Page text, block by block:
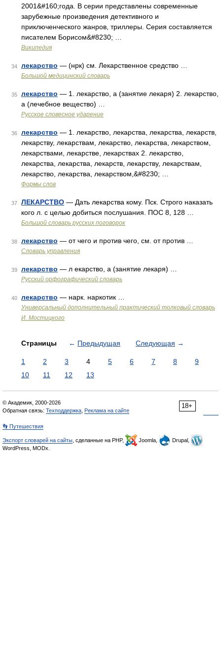
2001&#160;года. В серии представлены современные
зарубежные произведения детективного и
приключенческого жанров, триллеры. Серия составляется
писателем Борисом&#8230; …
Википедия
34 лекарство — (нрк) см. Лекарственное средство …
Большой медицинский словарь
35 лекарство — 1. лекарство, а (занятие лекаря) 2. лекарство,
а (лечебное вещество) …
Русское словесное ударение
36 лекарство — 1. лекарство, лекарства, лекарства, лекарств,
лекарству, лекарствам, лекарство, лекарства, лекарством,
лекарствами, лекарстве, лекарствах 2. лекарство,
лекарства, лекарства, лекарств, лекарству, лекарствам,
лекарство, лекарства, лекарством,&#8230; …
Формы слов
37 ЛЕКАРСТВО — Дать лекарства кому. Пск. Строго наказать
кого л. с целью добиться послушания. ПОС 8, 128 …
Большой словарь русских поговорок
38 лекарство — от чего и против чего, см. от против …
Словарь управления
39 лекарство — л екарство, а (занятие лекаря) …
Русский орфографический словарь
40 лекарство — нарк. наркотик …
Универсальный дополнительный практический толковый словарь
И. Мостицкого
Страницы ← Предыдущая Следующая →
1 2 3 4 5 6 7 8
9
10
11 12 13
18+
© Академик, 2000-2026
Обратная связь: Техподдержка Реклама на сайте
👣 Путешествия
Экспорт словарей на сайты , сделанные на PHP, Joomla,
Drupal,
WordPress, MODx.